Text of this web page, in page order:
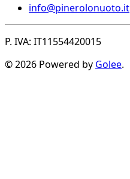
info@pinerolonuoto.it
P. IVA: IT11554420015
© 2026 Powered by Golee.